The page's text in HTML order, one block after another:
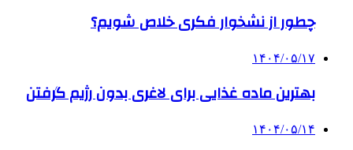
چطور از نشخوار فکری خلاص شویم؟
۱۴۰۴/۰۵/۱۷
بهترین ماده غذایی برای لاغری بدون رژیم گرفتن
۱۴۰۴/۰۵/۱۴